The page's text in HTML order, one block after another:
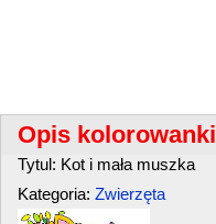
Opis kolorowanki
Tytul: Kot i mała muszka
Kategoria: Zwierzęta